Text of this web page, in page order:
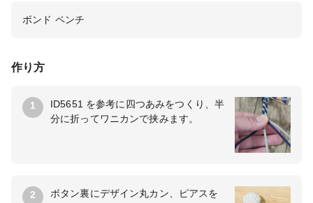
作り方
1
ID5651 を参考に四つあみをつくり、半
分に折ってワニカンで挟みます。
2
ボタン裏にデザイン丸カン、ピアスを
ボンド ペンチ